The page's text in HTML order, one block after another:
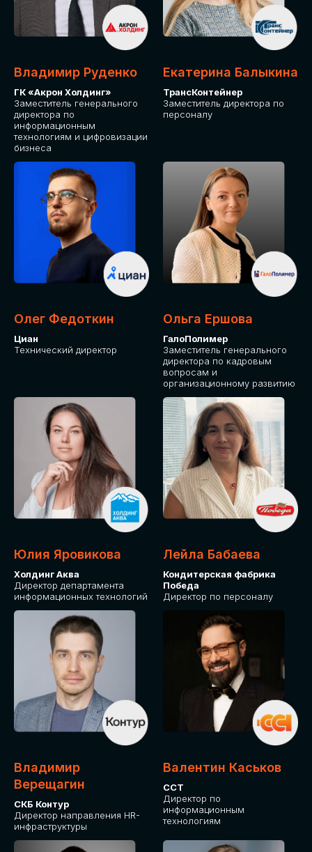
Владимир Руденко
ГК «Акрон Холдинг»
Заместитель генерального
директора по
информационным
технологиям и цифровизации
бизнеса
Екатерина Балыкина
ТрансКонтейнер
Заместитель директора по
персоналу
Олег Федоткин
Циан
Технический директор
Ольга Ершова
ГалоПолимер
Заместитель генерального
директора по кадровым
вопросам и
организационному развитию
Юлия Яровикова
Холдинг Аква
Директор департамента
информационных технологий
Лейла Бабаева
Кондитерская фабрика
Победа
Директор по персоналу
Владимир
Верещагин
СКБ Контур
Директор направления HR-
инфраструктуры
Валентин Каськов
ССТ
Директор по
информационным
технологиям